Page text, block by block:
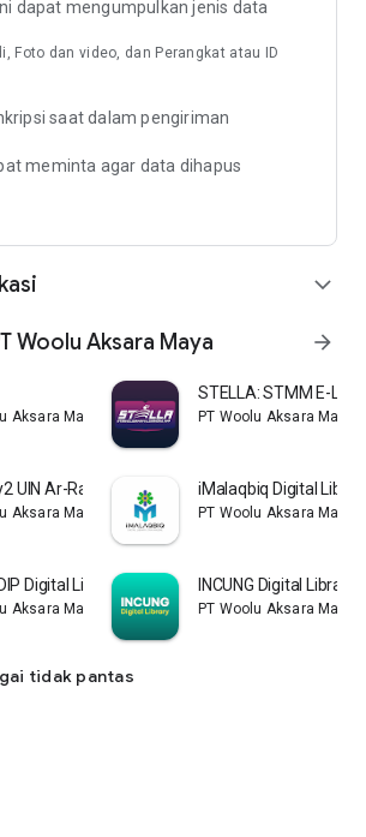
membaca buku jadi makin mudah dan
dapat mengumpulkan jenis data
Foto dan video, dan Perangkat atau ID
saat dalam pengiriman
meminta agar data dihapus
expand_more
Woolu Aksara Maya arrow_forward
Aksara Maya
STELLA: STMM E-
PT Woolu Aksara Maya
UIN Ar-Raniry
Aksara Maya
iMalaqbiq Digital
PT Woolu Aksara Maya
Digital Library
Aksara Maya
INCUNG Digital Library
PT Woolu Aksara Maya
tidak pantas